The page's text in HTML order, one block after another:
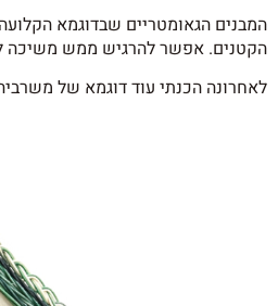
המבנים הגאומטריים שבדוגמא
הקטנים. אפשר להרגיש ממש משיכה
לאחרונה הכנתי עוד דוגמא של